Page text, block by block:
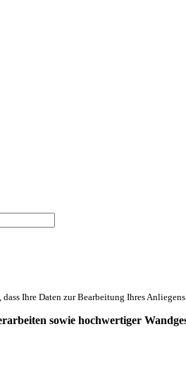
Ihre Daten zur Bearbeitung Ihres
sowie hochwertiger